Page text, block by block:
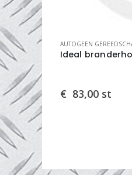
,ONDERDELEN EN REPARATIESETS
4)
AUTOGEEN
Ideal
€ 83,00 st